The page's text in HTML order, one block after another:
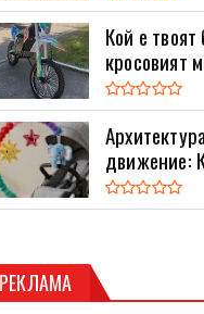
Кой е
кросовият
движение:
РЕКЛАМА